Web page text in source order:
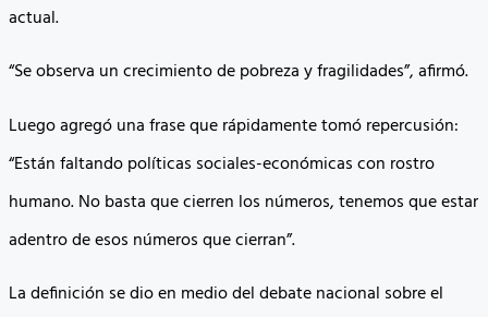
actual.
“Se observa un crecimiento de pobreza y fragilidades”, afirmó.
Luego agregó una frase que rápidamente tomó repercusión:
“Están faltando políticas sociales-económicas con rostro
humano. No basta que cierren los números, tenemos que estar
adentro de esos números que cierran”.
La definición se dio en medio del debate nacional sobre el